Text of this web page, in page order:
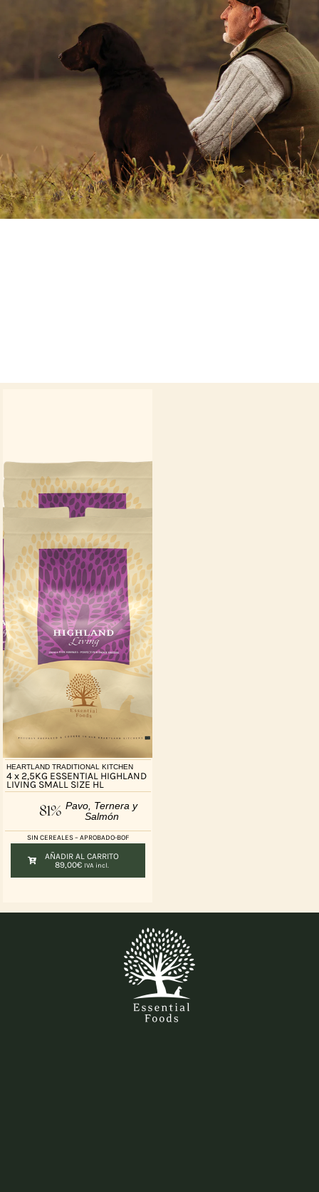
HEARTLAND TRADITIONAL KITCHEN
4 x 2,5KG ESSENTIAL HIGHLAND
LIVING SMALL SIZE HL
81% Pavo, Ternera y
Salmón
SIN CEREALES – APROBADO-BOF
AÑADIR AL CARRITO
89,00€ IVA incl.